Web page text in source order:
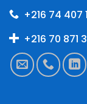
+216 74 407
+216 70 871